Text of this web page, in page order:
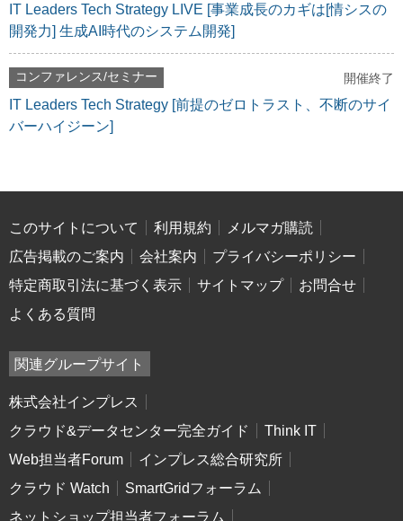
IT Leaders Tech Strategy LIVE [事業成長のカギは[情シスの
開発力] 生成AI時代のシステム開発]
コンファレンス/セミナー 開催終了
IT Leaders Tech Strategy [前提のゼロトラスト、不断のサイ
バーハイジーン]
このサイトについて 利用規約
メルマガ購読
広告掲載のご案内
会社案内
プライバシーポリシー
特定商取引法に基づく表示
サイトマップ
お問合せ
よくある質問
関連グループサイト
株式会社インプレス
クラウド&データセンター完全ガイド
Think IT
Web担当者Forum
インプレス総合研究所
クラウド Watch
SmartGridフォーラム
ネットショップ担当者フォーラム